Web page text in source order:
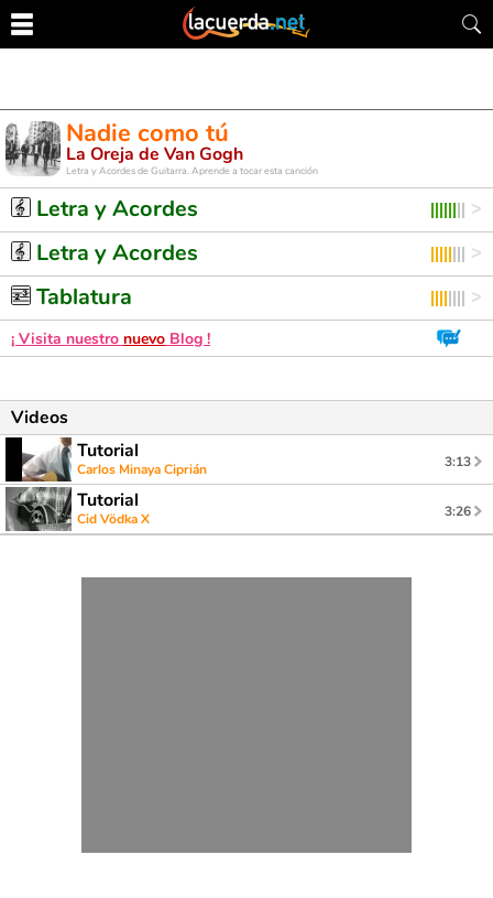
Nadie como tú
La Oreja de Van Gogh
Letra y Acordes de Guitarra. Aprende a tocar esta canción
Letra y Acordes
Letra y Acordes
Tablatura
¡ Visita nuestro nuevo Blog !
Videos
Tutorial
Carlos Minaya Ciprián 3:13
Tutorial
Cid Vödka X 3:26